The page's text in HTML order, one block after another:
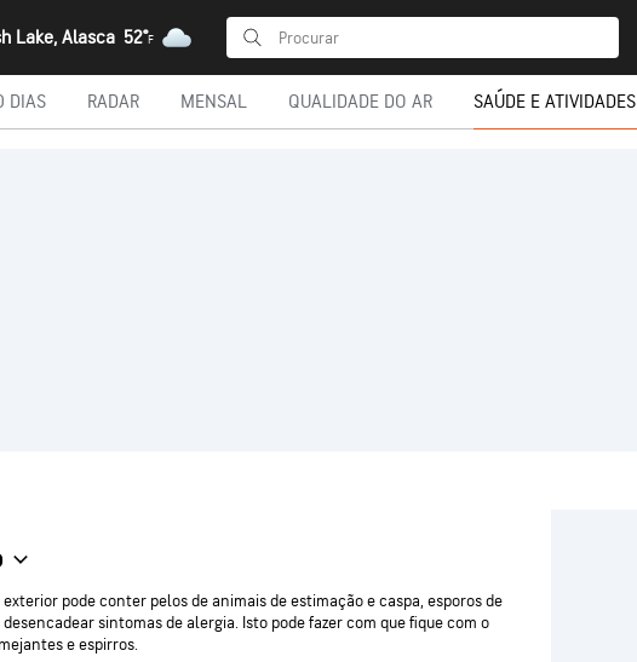
Lake, Alasca 52°F
DIAS RADAR MENSAL QUALIDADE DO AR SAÚDE E ATIVIDADES
pode conter pelos de animais de estimação e caspa, esporos de
sintomas de alergia. Isto pode fazer com que fique com o
e espirros.